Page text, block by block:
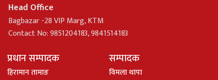
Head Office
Bagbazar -28 VIP Marg, KTM
Contact No: 9851204183, 9841514183
प्रधान सम्पादक
हिरामान तामाङ
सम्पादक
विमला थापा